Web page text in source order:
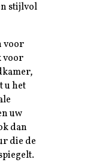
stijlvol
voor
voor
u het
uw
dan
die de